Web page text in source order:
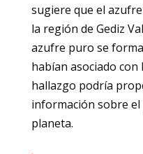
sugiere que el
la región de Gediz
azufre puro se
habían asociado
hallazgo podría
información sobre el
planeta.